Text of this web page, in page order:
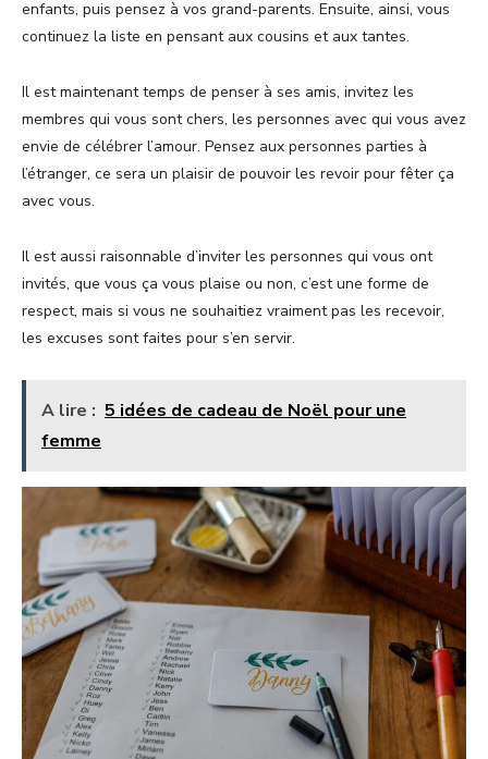
enfants, puis pensez à vos grand-parents. Ensuite, ainsi, vous
continuez la liste en pensant aux cousins et aux tantes.
Il est maintenant temps de penser à ses amis, invitez les
membres qui vous sont chers, les personnes avec qui vous avez
envie de célébrer l’amour. Pensez aux personnes parties à
l’étranger, ce sera un plaisir de pouvoir les revoir pour fêter ça
avec vous.
Il est aussi raisonnable d’inviter les personnes qui vous ont
invités, que vous ça vous plaise ou non, c’est une forme de
respect, mais si vous ne souhaitiez vraiment pas les recevoir,
les excuses sont faites pour s’en servir.
A lire : 5 idées de cadeau de Noël pour une
femme